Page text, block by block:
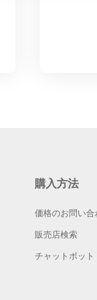
購入方法
価格のお問い合
販売店検索
チャットボット